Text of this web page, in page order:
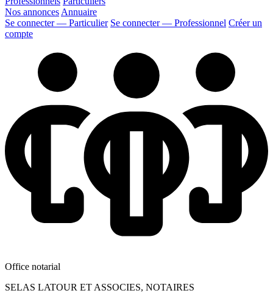
Nos annonces Annuaire
Se connecter — Particulier Se connecter — Professionnel Créer un
compte
Office notarial
SELAS LATOUR ET ASSOCIES, NOTAIRES